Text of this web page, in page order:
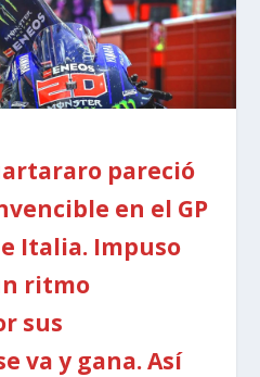
pareció
en el GP
Italia. Impuso
ritmo
sus
va y gana. Así